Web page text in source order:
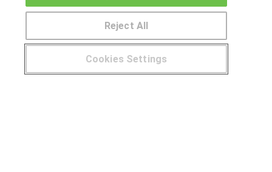
Hablemos de empleo
Locos por las becas
CENTROS DE FORMACIÓN
¿Tienes alguna duda? 900 264 357
Cookies Settings
Reject All